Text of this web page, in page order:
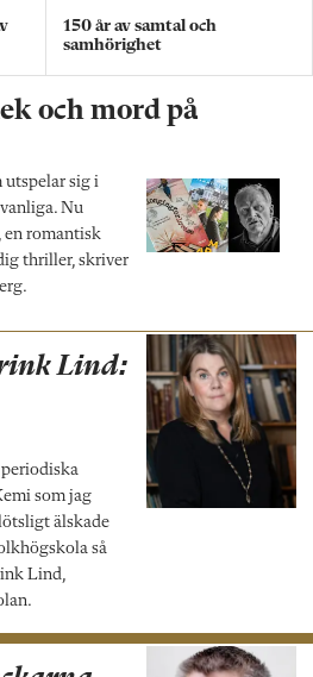
150 år av samtal och
samhörighet
och mord på
utspelar sig i
Nu
en romantisk
thriller, skriver
Lind:
periodiska
som jag
älskade
så
Lind,